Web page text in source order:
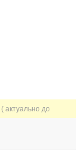
( актуально до